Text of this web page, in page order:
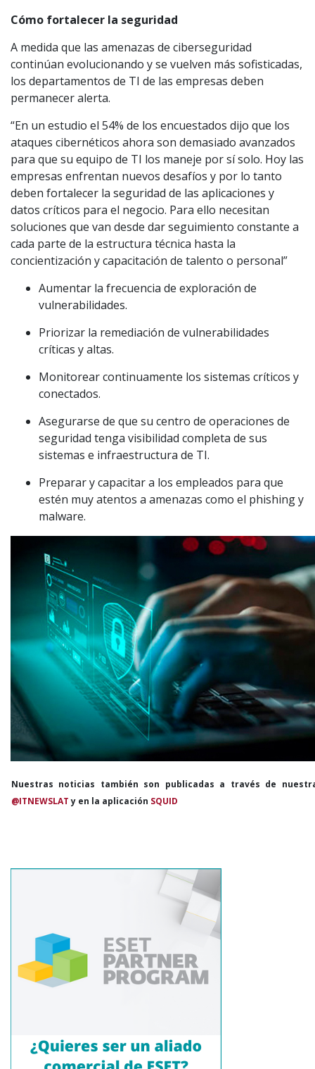
Cómo fortalecer la seguridad
A medida que las amenazas de ciberseguridad
continúan evolucionando y se vuelven más sofisticadas,
los departamentos de TI de las empresas deben
permanecer alerta.
“En un estudio el 54% de los encuestados dijo que los
ataques cibernéticos ahora son demasiado avanzados
para que su equipo de TI los maneje por sí solo. Hoy las
empresas enfrentan nuevos desafíos y por lo tanto
deben fortalecer la seguridad de las aplicaciones y
datos críticos para el negocio. Para ello necesitan
soluciones que van desde dar seguimiento constante a
cada parte de la estructura técnica hasta la
concientización y capacitación de talento o personal”
Aumentar la frecuencia de exploración de
vulnerabilidades.
Priorizar la remediación de vulnerabilidades
críticas y altas.
Monitorear continuamente los sistemas críticos y
conectados.
Asegurarse de que su centro de operaciones de
seguridad tenga visibilidad completa de sus
sistemas e infraestructura de TI.
Preparar y capacitar a los empleados para que
estén muy atentos a amenazas como el phishing y
malware.
Nuestras noticias también son publicadas a través de
@ITNEWSLATy en la aplicación SQUID